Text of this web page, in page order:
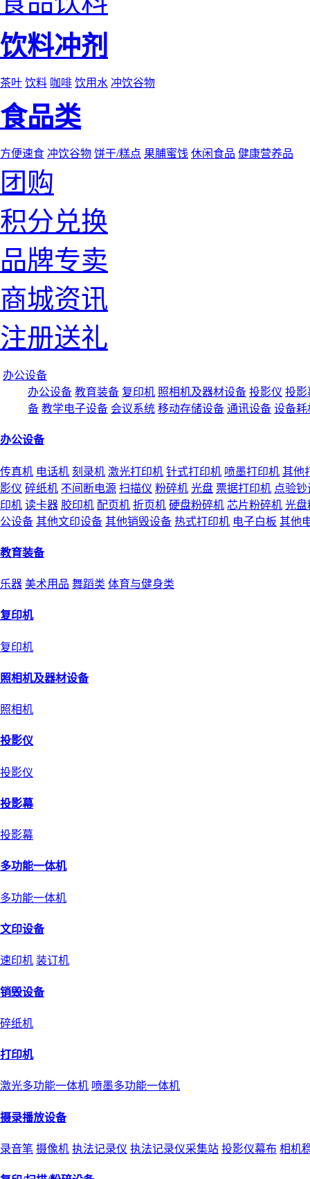
饮料冲剂
茶叶 饮料 咖啡 饮用水 冲饮谷物
食品类
方便速食 冲饮谷物 饼干/糕点 果脯蜜饯 休闲食品 健康营养品
团购
积分兑换
品牌专卖
商城资讯
注册送礼
办公设备
办公设备 教育装备 复印机 照相机及器材设备 投影仪 投影
备 教学电子设备 会议系统 移动存储设备 通讯设备 设备耗
办公设备
传真机 电话机 刻录机 激光打印机 针式打印机 喷墨打印机 其他
影仪 碎纸机 不间断电源 扫描仪 粉碎机 光盘 票据打印机 点验钞
印机 读卡器 胶印机 配页机 折页机 硬盘粉碎机 芯片粉碎机 光盘
公设备 其他文印设备 其他销毁设备 热式打印机 电子白板 其他
教育装备
乐器 美术用品 舞蹈类 体育与健身类
复印机
复印机
照相机及器材设备
照相机
投影仪
投影仪
投影幕
投影幕
多功能一体机
多功能一体机
文印设备
速印机 装订机
销毁设备
碎纸机
打印机
激光多功能一体机 喷墨多功能一体机
摄录播放设备
录音笔 摄像机 执法记录仪 执法记录仪采集站 投影仪幕布 相机